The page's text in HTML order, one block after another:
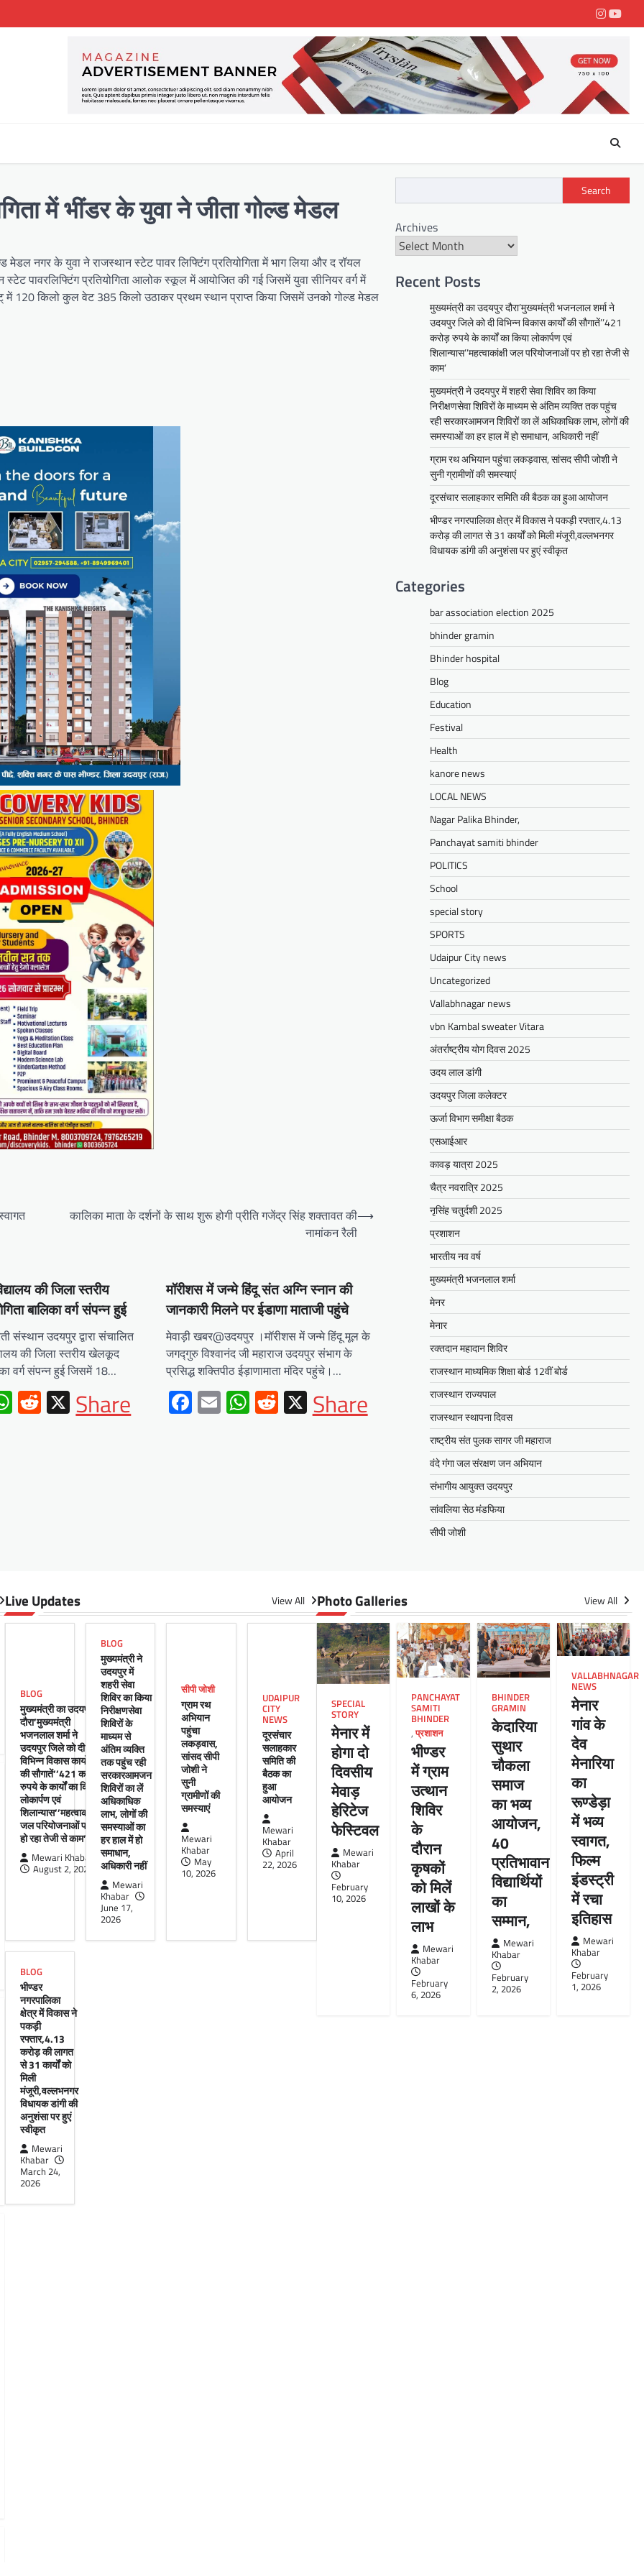
में भींडर के युवा ने जीता गोल्ड मेडल
मेडल नगर के युवा ने राजस्थान स्टेट पावर लिफ्टिंग प्रतियोगिता में भाग लिया और द रॉयल
पावरलिफ्टिंग प्रतियोगिता आलोक स्कूल में आयोजित की गई जिसमें युवा सीनियर वर्ग में
120 किलो कुल वेट 385 किलो उठाकर प्रथम स्थान प्राप्त किया जिसमें उनको गोल्ड मेडल
कालिका माता के दर्शनों के साथ शुरू होगी प्रीति गजेंद्र सिंह शक्तावत की
नामांकन रैली
⟶
की जिला स्तरीय
बालिका वर्ग संपन्न हुई
संस्थान उदयपुर द्वारा संचालित
की जिला स्तरीय खेलकूद
वर्ग संपन्न हुई जिसमें 18…
WhatsApp
Reddit
X
Share
मॉरीशस में जन्मे हिंदू संत अग्नि स्नान की
जानकारी मिलने पर ईडाणा माताजी पहुंचे
मेवाड़ी खबर@उदयपुर ।मॉरीशस में जन्मे हिंदू मूल के
जगद्गुरु विश्वानंद जी महाराज उदयपुर संभाग के
प्रसिद्ध शक्तिपीठ ईड़ाणामाता मंदिर पहुंचे।…
Facebook
EmailWhatsApp
Reddit
XShare
Search
Archives
Recent Posts
मुख्यमंत्री का उदयपुर दौरा’मुख्यमंत्री भजनलाल शर्मा ने
उदयपुर जिले को दी विभिन्न विकास कार्यों की सौगातें’’421
करोड़ रुपये के कार्यों का किया लोकार्पण एवं
शिलान्यास’’महत्वाकांक्षी जल परियोजनाओं पर हो रहा तेजी से
काम’
मुख्यमंत्री ने उदयपुर में शहरी सेवा शिविर का किया
निरीक्षणसेवा शिविरों के माध्यम से अंतिम व्यक्ति तक पहुंच
रही सरकारआमजन शिविरों का लें अधिकाधिक लाभ, लोगों की
समस्याओं का हर हाल में हो समाधान, अधिकारी नहीं
ग्राम रथ अभियान पहुंचा लकड़वास, सांसद सीपी जोशी ने
सुनी ग्रामीणों की समस्याएं
दूरसंचार सलाहकार समिति की बैठक का हुआ आयोजन
भीण्डर नगरपालिका क्षेत्र में विकास ने पकड़ी रफ्तार,4.13
करोड़ की लागत से 31 कार्यों को मिली मंजूरी,वल्लभनगर
विधायक डांगी की अनुशंसा पर हुएं स्वीकृत
Categories
bar association election 2025
bhinder gramin
Bhinder hospital
Blog
Education
Festival
Health
kanore news
LOCAL NEWS
Nagar Palika Bhinder,
Panchayat samiti bhinder
POLITICS
School
special story
SPORTS
Udaipur City news
Uncategorized
Vallabhnagar news
vbn Kambal sweater Vitara
अंतर्राष्ट्रीय योग दिवस 2025
उदय लाल डांगी
उदयपुर जिला कलेक्टर
ऊर्जा विभाग समीक्षा बैठक
एसआईआर
कावड़ यात्रा 2025
चैत्र नवरात्रि 2025
नृसिंह चतुर्दशी 2025
प्रशाशन
भारतीय नव वर्ष
मुख्यमंत्री भजनलाल शर्मा
मेनर
मेनार
रक्तदान महादान शिविर
राजस्थान माध्यमिक शिक्षा बोर्ड 12वीं बोर्ड
राजस्थान राज्यपाल
राजस्थान स्थापना दिवस
राष्ट्रीय संत पुलक सागर जी महाराज
वंदे गंगा जल संरक्षण जन अभियान
संभागीय आयुक्त उदयपुर
सांवलिया सेठ मंडफिया
सीपी जोशी
Live Updates View All
BLOG
मुख्यमंत्री का उदयपुर
दौरा’मुख्यमंत्री
भजनलाल शर्मा ने
उदयपुर जिले को दी
विभिन्न विकास कार्यों
की सौगातें’’421 करोड़
रुपये के कार्यों का किया
लोकार्पण एवं
शिलान्यास’’महत्वाकांक्षी
जल परियोजनाओं पर
हो रहा तेजी से काम’
Mewari Khabar
August 2, 2026
BLOG
मुख्यमंत्री ने
उदयपुर में
शहरी सेवा
शिविर का किया
निरीक्षणसेवा
शिविरों के
माध्यम से
अंतिम व्यक्ति
तक पहुंच रही
सरकारआमजन
शिविरों का लें
अधिकाधिक
लाभ, लोगों की
समस्याओं का
हर हाल में हो
समाधान,
अधिकारी नहीं
Mewari
Khabar
June 17,
2026
सीपी जोशी
ग्राम रथ
अभियान
पहुंचा
लकड़वास,
सांसद सीपी
जोशी ने
सुनी
ग्रामीणों की
समस्याएं
Mewari
Khabar
May
10, 2026
UDAIPUR
CITY
NEWS
दूरसंचार
सलाहकार
समिति की
बैठक का
हुआ
आयोजन
Mewari
Khabar
April
22, 2026
BLOG
भीण्डर
नगरपालिका
क्षेत्र में विकास ने
पकड़ी
रफ्तार,4.13
करोड़ की लागत
से 31 कार्यों को
मिली
मंजूरी,वल्लभनगर
विधायक डांगी की
अनुशंसा पर हुएं
स्वीकृत
Mewari
Khabar
March 24,
2026
Photo Galleries View All
SPECIAL
STORY
मेनार में
होगा दो
दिवसीय
मेवाड़
हेरिटेज
फेस्टिवल
Mewari
Khabar
February
10, 2026
PANCHAYAT
SAMITI
BHINDER
,प्रशाशन
भीण्डर
में ग्राम
उत्थान
शिविर
के
दौरान
कृषकों
को मिलें
लाखों के
लाभ
Mewari
Khabar
February
6, 2026
BHINDER
GRAMIN
केदारिया
सुथार
चौकला
समाज
का भव्य
आयोजन,
40
प्रतिभावान
विद्यार्थियों
का
सम्मान,
Mewari
Khabar
February
2, 2026
VALLABHNAGAR
NEWS
मेनार
गांव के
देव
मेनारिया
का
रूण्डेड़ा
में भव्य
स्वागत,
फिल्म
इंडस्ट्री
में रचा
इतिहास
Mewari
Khabar
February
1, 2026